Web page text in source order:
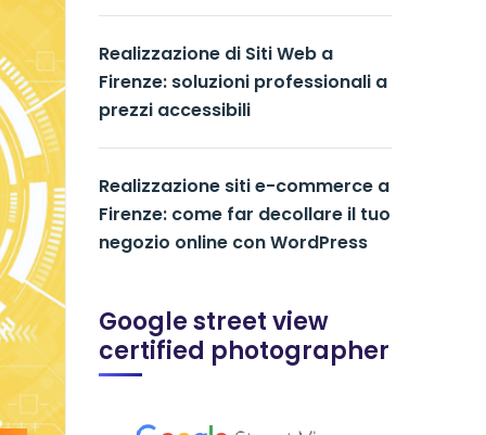
Realizzazione di Siti Web a
Firenze: soluzioni professionali a
prezzi accessibili
Realizzazione siti e-commerce a
Firenze: come far decollare il tuo
negozio online con WordPress
Google street view
certified photographer